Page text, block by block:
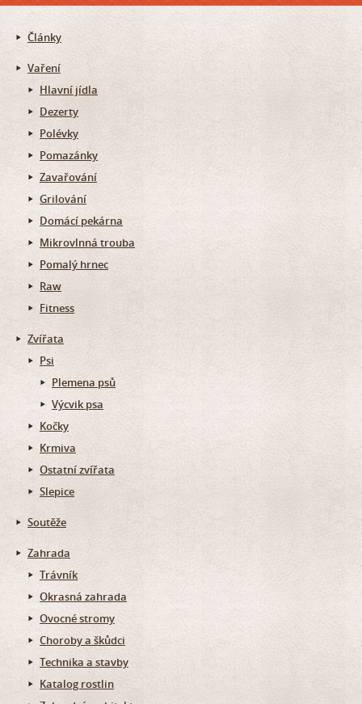
Články
Vaření
Hlavní jídla
Dezerty
Polévky
Pomazánky
Zavařování
Grilování
Domácí pekárna
Mikrovlnná trouba
Pomalý hrnec
Raw
Fitness
Zvířata
Psi
Plemena psů
Výcvik psa
Kočky
Krmiva
Ostatní zvířata
Slepice
Soutěže
Zahrada
Trávník
Okrasná zahrada
Ovocné stromy
Choroby a škůdci
Technika a stavby
Katalog rostlin